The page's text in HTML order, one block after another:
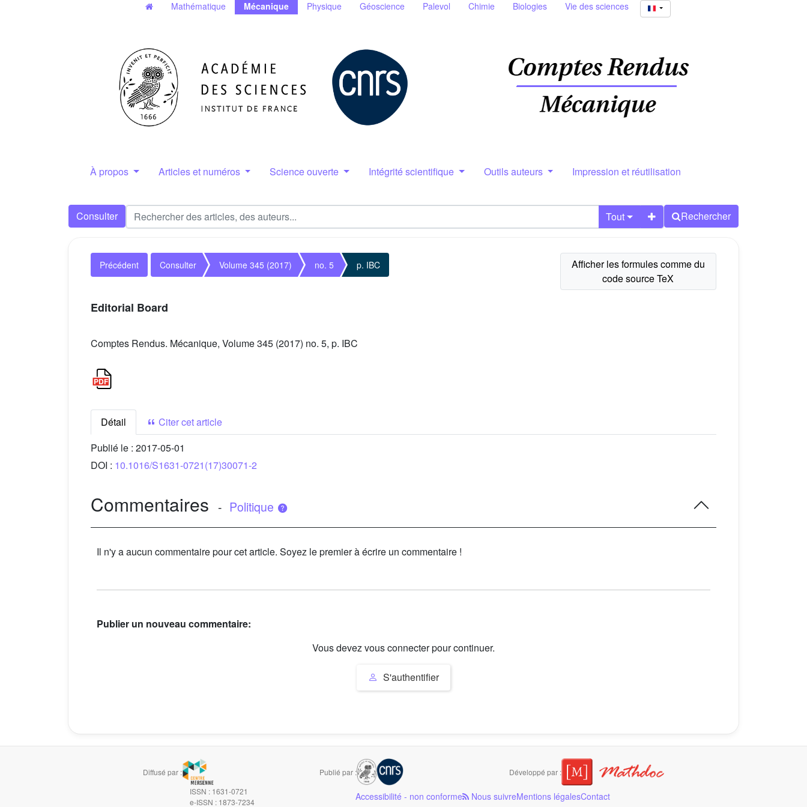
Mathématique Mécanique Physique Géoscience Palevol Chimie Biologies Vie des sciences
À propos Articles et numéros Science ouverte Intégrité scientifique Outils auteurs Impression et réutilisation
Consulter Tout Rechercher
Précédent Consulter Volume 345 (2017) no. 5 p. IBC
Editorial Board
Comptes Rendus. Mécanique, Volume 345 (2017) no. 5, p. IBC
Détail
Citer cet article
Publié le : 2017-05-01
DOI : 10.1016/S1631-0721(17)30071-2
Commentaires - Politique
Il n'y a aucun commentaire pour cet article. Soyez le premier à écrire un commentaire !
Publier un nouveau commentaire:
Vous devez vous connecter pour continuer.
S'authentifier
Diffusé par : Publié par :
Développé par :
ISSN : 1631-0721
e-ISSN : 1873-7234
Accessibilité - non conforme Nous suivreMentions légalesContact